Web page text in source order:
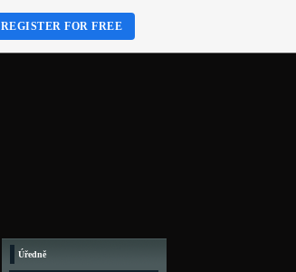
Úředně
REGISTER FOR FREE